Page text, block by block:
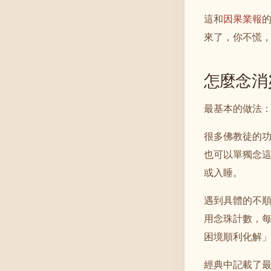
這和因果業報
來了，你不慌
怎麼念
最基本的做法：
很多佛教徒的
也可以單獨念
或入睡。
遇到具體的不
用念珠計數，
困境順利化解
經典中記載了